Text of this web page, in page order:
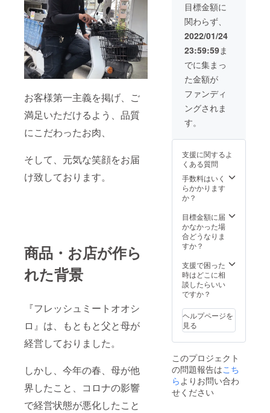
お客様第一主義を掲げ、ご
満足いただけるよう、品質
にこだわったお肉、
そして、元気な笑顔をお届
け致しております。
商品・お店が作ら
れた背景
『フレッシュミートオオシ
ロ』は、もともと父と母が
経営しておりました。
しかし、今年の春、母が他
界したこと、コロナの影響
で経営状態が悪化したこと
しさにこだ
わったお肉
の配達を県
内全域、ま
た県外へ発
送致しま
す。
豊富なバリ
エーション
をご用意し
ておりま
す。お客様
のご要望に
柔軟にしま
す。
配達を行う
スタッフも
なメンバー
です。
スポーツの
好きなス
タッフの集
まりで、信
間です。
（ロー
ス・豚
バラ200
ｇ） ☆
幻の
豚！甘
みがあ
り、
うっと
りする
やわら
かさ 名
プルあ
材料
名：県
産あ
ぐー豚
原料原
沖縄県
八重瀬
町 内容
量：
200ｇ・
豚バラ
200ｇ
保存方
凍保存
20日。
召し上
がる前
保存願
いま
す。解
凍後、
または
目標金額に
関わらず、
2022/01/24
23:59:59ま
でに集まっ
た金額が
ファンディ
ングされま
す。
支援に関するよ
くある質問
手数料はいく
らかかります
か？
目標金額に届
かなかった場
合どうなりま
すか？
支援で困った
時はどこに相
談したらいい
ですか？
ヘルプページを
見る
このプロジェクト
の問題報告はこち
ら よりお問い合わ
せください